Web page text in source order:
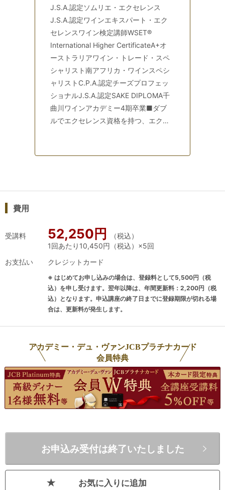
◆資料ダウンロード方法
マイページの「申込み済の講座【資料ダウンロードも
こちら】」→申込済み講座「全て」→資料ダウンロード
より、PDFデータをダウンロード
https://www.adv.gr.jp/files/informations/2021/0827/
how_to_download_document.pdf
※資料ダウンロード期限：2024年11月25日(月)
◆＜青山校で開催＞ J.S.A.ソムリエ・エクセレンス
J.S.A.ワインエキスパート・エクセレンス第二日程論述試験対
J.S.A.認定ソムリエ・エクセレンス
J.S.A.認定ワインエキスパート・エク
セレンスワイン検定講師WSET®
International Higher CertificateA+オ
ーストラリアワイン・トレード・スペ
シャリスト南アフリカ・ワインスペシ
ャリストC.P.A.認定チーズプロフェッ
ショナルJ.S.A.認定SAKE DIPLOMA千
曲川ワインアカデミー4期卒業■ダブ
ルでエクセレンス資格を持つ、エクセ
インエキスパート・エクセレンス取
二次三次試験もワインエキスパート・
エクセレンス全員合格、ソムリエ・エ
クセレンスも約7割と高い合格率を実
エクセレンス試験の内容を徹底的に分
析し、直近の試験を2回突破したエク
セレンス試験に精通した講師と独特の
容を中心に勉強しているだけでは合格
できない水準になってきています。世
界大会・日本大会のコンクール水準の
世界の動きやトレンドを押さえ、出題
者であるソムリエ協会技術研究部の問
題意識を追い続けなければ、出題傾向
のため、教本の内容をだらだらと説明
するのではなく、出題傾向に沿った内
現する講座内容に編成しています。▶︎
大友順一先生のFacebookはこちら▶︎
費用
受講料 52,250円
（税込）
1回あたり10,450円（税込）×5回
お支払い
クレジットカード
※ はじめてお申し込みの場合は、登録料として5,500円（税
込）を申し受けます。翌年以降は、年間更新料：2,200円（税
込）となります。申込講座の終了日までに登録期限が切れる場
合は、更新料が発生します。
アカデミー・デュ・ヴァンJCBプラチナカード
会員特典
お気に入りに追加
お申込み受付は終了いたしました